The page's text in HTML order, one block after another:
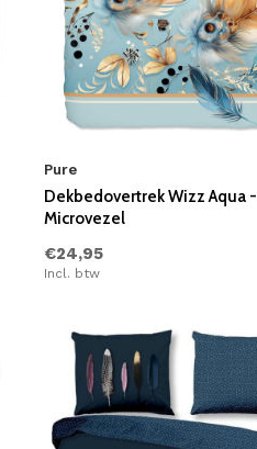
Pure
Dekbedovertrek Wizz Aqua -
Microvezel
€24,95
Incl. btw